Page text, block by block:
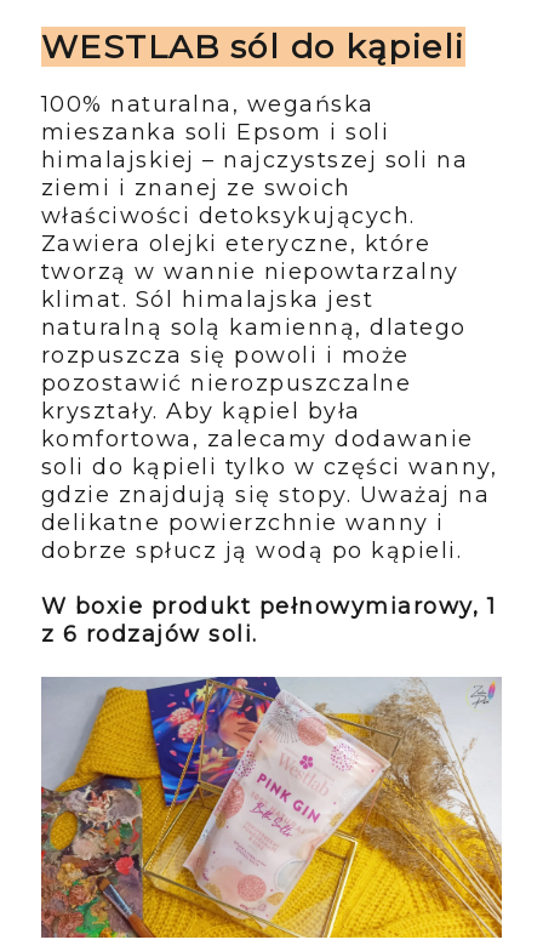
WESTLAB sól do kąpieli
100% naturalna, wegańska
mieszanka soli Epsom i soli
himalajskiej – najczystszej soli na
ziemi i znanej ze swoich
właściwości detoksykujących.
Zawiera olejki eteryczne, które
tworzą w wannie niepowtarzalny
klimat. Sól himalajska jest
naturalną solą kamienną, dlatego
rozpuszcza się powoli i może
pozostawić nierozpuszczalne
kryształy. Aby kąpiel była
komfortowa, zalecamy dodawanie
soli do kąpieli tylko w części wanny,
gdzie znajdują się stopy. Uważaj na
delikatne powierzchnie wanny i
dobrze spłucz ją wodą po kąpieli.
W boxie produkt pełnowymiarowy, 1
z 6 rodzajów soli.